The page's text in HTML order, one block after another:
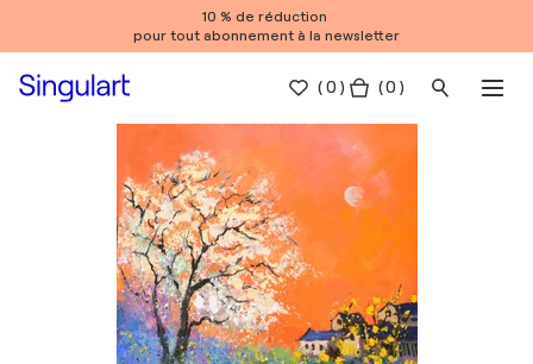
10 % de réduction
pour tout abonnement à la newsletter
(0 ) ( 0 )